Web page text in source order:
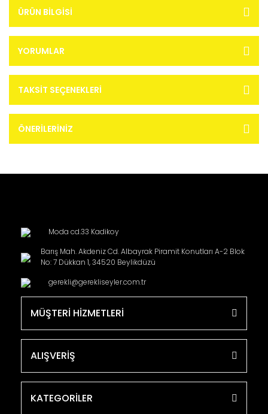
ÜRÜN BILGISI
YORUMLAR
TAKSIT SEÇENEKLERI
ÖNERILERINIZ
Moda cd.33 Kadikoy
Barış Mah. Akdeniz Cd. Albayrak Piramit Konutları A-2 Blok
No: 7 Dükkan 1, 34520 Beylikdüzü
gerekli@gerekliseyler.com.tr
MÜŞTERİ HİZMETLERİ
ALIŞVERİŞ
KATEGORİLER